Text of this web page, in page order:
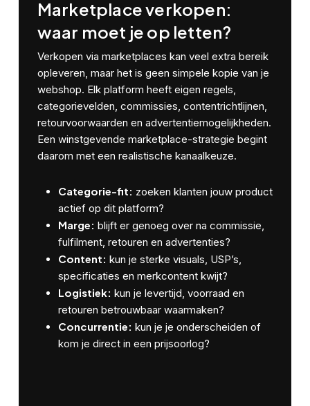
Marketplace verkopen:
waar moet je op letten?
Verkopen via marketplaces kan veel extra bereik
opleveren, maar het is geen simpele kopie van je
webshop. Elk platform heeft eigen regels,
categorievelden, commissies, contentrichtlijnen,
retourvoorwaarden en advertentiemogelijkheden.
Een winstgevende marketplace-strategie begint
daarom met een realistische kanaalkeuze.
Categorie-fit: zoeken klanten jouw product
actief op dit platform?
Marge: blijft er genoeg over na commissie,
fulfilment, retouren en advertenties?
Content: kun je sterke visuals, USP’s,
specificaties en merkcontent kwijt?
Logistiek: kun je levertijd, voorraad en
retouren betrouwbaar waarmaken?
Concurrentie: kun je je onderscheiden of
kom je direct in een prijsoorlog?